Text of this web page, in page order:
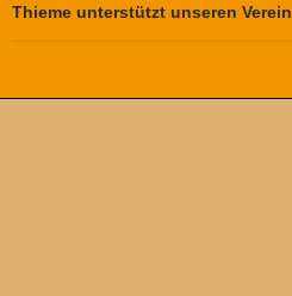
Thieme unterstützt unseren Verein